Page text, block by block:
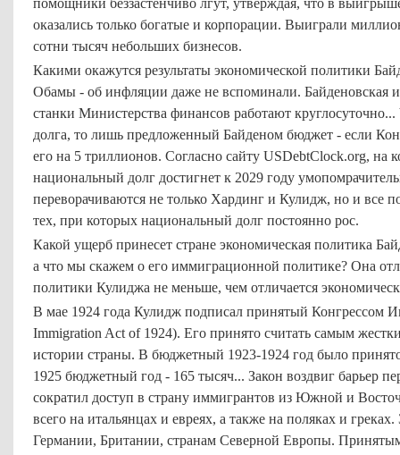
помощники беззастенчиво лгут, утверждая, что в
оказались только богатые и корпорации. Выиграли
сотни тысяч небольших бизнесов.
Какими окажутся результаты экономической политики
Обамы - об инфляции даже не вспоминали. Байденовская
станки Министерства финансов работают
долга, то лишь предложенный Байденом бюджет - если
его на 5 триллионов. Согласно сайту USDebtClock.org, на
национальный долг достигнет к 2029 году
переворачиваются не только Хардинг и Кулидж, но и все
тех, при которых национальный долг постоянно рос.
Какой ущерб принесет стране экономическая политика
а что мы скажем о его иммиграционной политике? Она
политики Кулиджа не меньше, чем отличается
В мае 1924 года Кулидж подписал принятый Конгрессом
Immigration Act of 1924). Его принято считать самым
истории страны. В бюджетный 1923-1924 год было
1925 бюджетный год - 165 тысяч... Закон воздвиг барьер
сократил доступ в страну иммигрантов из Южной и
всего на итальянцах и евреях, а также на поляках и
Германии, Британии, странам Северной Европы.